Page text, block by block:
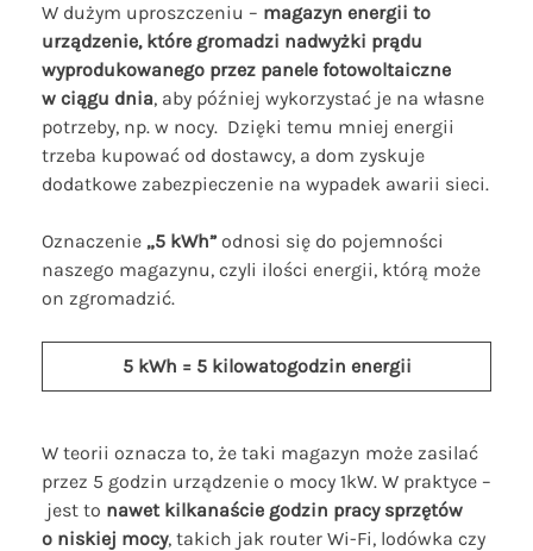
W dużym uproszczeniu – magazyn energii to
urządzenie, które gromadzi nadwyżki prądu
wyprodukowanego przez panele fotowoltaiczne
w ciągu dnia, aby później wykorzystać je na własne
potrzeby, np. w nocy. Dzięki temu mniej energii
trzeba kupować od dostawcy, a dom zyskuje
dodatkowe zabezpieczenie na wypadek awarii sieci.
Oznaczenie „5 kWh” odnosi się do pojemności
naszego magazynu, czyli ilości energii, którą może
on zgromadzić.
5 kWh = 5 kilowatogodzin energii
W teorii oznacza to, że taki magazyn może zasilać
przez 5 godzin urządzenie o mocy 1kW. W praktyce –
jest to nawet kilkanaście godzin pracy sprzętów
o niskiej mocy, takich jak router Wi-Fi, lodówka czy